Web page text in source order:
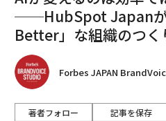
──HubSpot Japan
Better」な組織のつく
Forbes JAPAN
著者フォロー 記事を保存